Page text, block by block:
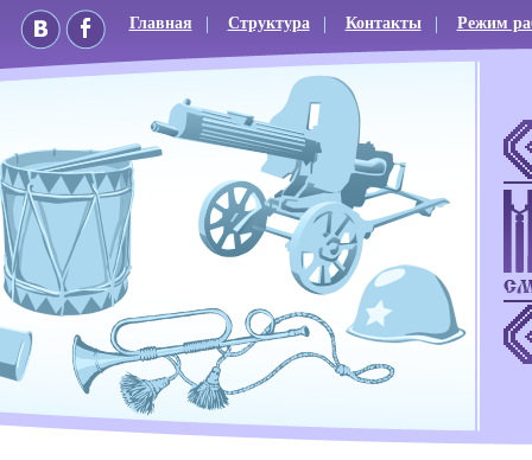
Главная Структура Контакты Режим